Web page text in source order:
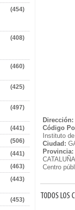
(454)
(408)
(460)
(425)
(497)
(441)
(506)
(441)
(463)
(443)
(453)
Dirección:
Código
Instituto
Ciudad:
Provincia:
CATALUÑA
Centro
TODOS LOS